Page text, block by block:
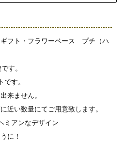
フト・フラワーベース プチ（ハ
す。
す。
来ません。
近い数量にてご用意致します。
ミアンなデザイン
に！